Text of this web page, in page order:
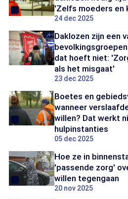
'Zelfs moeders en
24 dec 2025
Daklozen zijn een
dat hoeft niet:
als het misgaat'
23 dec 2025
Boetes en
wanneer
willen? Dat werkt
hulpinstanties
05 dec 2025
Hoe ze in
'passende zorg'
willen tegengaan
20 nov 2025